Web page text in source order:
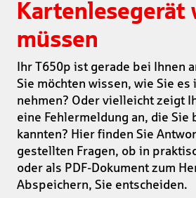
Kartenlesegerät
müssen
Ihr T650p ist gerade bei Ihnen
Sie möchten wissen, wie Sie es
nehmen? Oder vielleicht zeigt
eine Fehlermeldung an, die Sie
kannten? Hier finden Sie
gestellten Fragen, ob in
oder als PDF-Dokument zum
Abspeichern, Sie entscheiden.